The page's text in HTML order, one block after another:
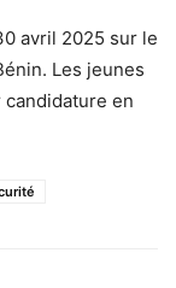
avril 2025 sur le
Les jeunes
en